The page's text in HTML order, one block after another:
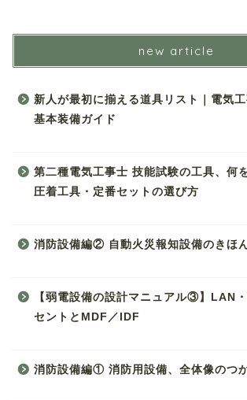
new article
新人が最初に揃える道具リスト｜電気
基本装備ガイド
第二種電気工事士 技能試験の工具、何
圧着工具・定番セットの選び方
消防設備編② 自動火災報知設備のきほ
【弱電設備の設計マニュアル③】LAN
セントとMDF／IDF
消防設備編① 消防用設備、全体像のつ